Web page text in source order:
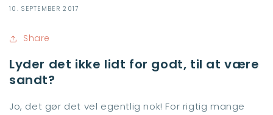
10. SEPTEMBER 2017
Share
Lyder det ikke lidt for godt, til at være
sandt?
Jo, det gør det vel egentlig nok! For rigtig mange